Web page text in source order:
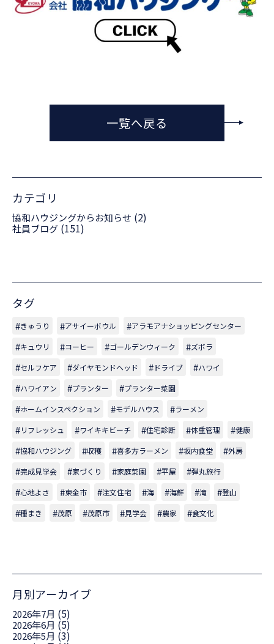
一覧へ戻る
カテゴリ
協和ハウジングからお知らせ (2)
社員ブログ (151)
タグ
きゅうり アサイーボウル
アラモアナショッピングセンター
キュウリ
コーヒー ゴールデンウィーク
ズボラ
セルフケア
ダイヤモンドヘッド ドライブ
ハワイ
ハワイアン
プランター
プランター菜園
ホームインスペクション
モデルハウス
ラーメン
リフレッシュ
ワイキキビーチ 住宅診断 体重管理
健康
協和ハウジング
収穫 喜多方ラーメン 坂内食堂
外房
完成見学会
家づくり 家庭菜園 平屋
弾丸旅行
心地よさ
東金市 注文住宅 海 海鮮 滝
登山
種まき
茂原 茂原市 見学会 農家 食文化
月別アーカイブ
2026年7月 (5)
2026年6月 (5)
2026年5月 (3)